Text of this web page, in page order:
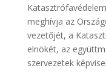
meghívja az
vezetőjét, a
elnökét, az
szervezetek